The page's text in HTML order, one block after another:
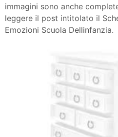
immagini sono anche
leggere il post intitolato il
Emozioni Scuola Dellinfanzia.